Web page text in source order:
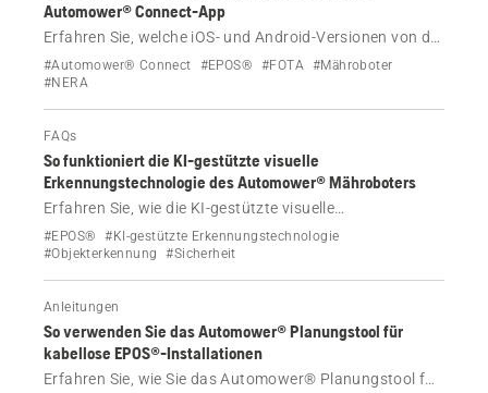
Automower® Connect-App
Erfahren Sie, welche iOS- und Android-Versionen von der
Automower® Connect-App unterstützt werden, warum
es wichtig ist, Ihr Gerät auf dem neuesten Stand zu
#Automower® Connect #EPOS® #FOTA #Mähroboter
#NERA
FAQs
So funktioniert die KI-gestützte visuelle
Erkennungstechnologie des Automower® Mähroboters
Erfahren Sie, wie die KI-gestützte visuelle
Erkennungstechnologie des Automower® Mähroboters
verwendet wird. Dieses fortschrittliche Kamerasystem
Satellitensignalen verbessert die Rasenpflege und
schützt Ihre Privatsphäre.
#EPOS®
#KI-gestützte Erkennungstechnologie
#Objekterkennung
#Sicherheit
Anleitungen
So verwenden Sie das Automower® Planungstool für
kabellose EPOS®-Installationen
Erfahren Sie, wie Sie das Automower® Planungstool für